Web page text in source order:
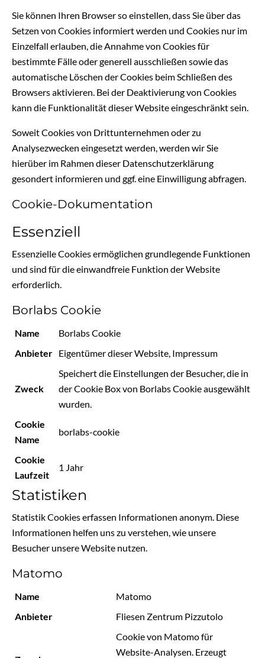
Sie können Ihren Browser so einstellen, dass Sie über das
Setzen von Cookies informiert werden und Cookies nur im
Einzelfall erlauben, die Annahme von Cookies für
bestimmte Fälle oder generell ausschließen sowie das
automatische Löschen der Cookies beim Schließen des
Browsers aktivieren. Bei der Deaktivierung von Cookies
kann die Funktionalität dieser Website eingeschränkt sein.
Soweit Cookies von Drittunternehmen oder zu
Analysezwecken eingesetzt werden, werden wir Sie
hierüber im Rahmen dieser Datenschutzerklärung
gesondert informieren und ggf. eine Einwilligung abfragen.
Cookie-Dokumentation
Essenziell
Essenzielle Cookies ermöglichen grundlegende Funktionen
und sind für die einwandfreie Funktion der Website
erforderlich.
Borlabs Cookie
Name
Borlabs Cookie
Anbieter Eigentümer dieser Website, Impressum
Zweck
Speichert die Einstellungen der Besucher, die in
der Cookie Box von Borlabs Cookie ausgewählt
wurden.
Cookie
Name
borlabs-cookie
Cookie
Laufzeit
1 Jahr
Statistiken
Statistik Cookies erfassen Informationen anonym. Diese
Informationen helfen uns zu verstehen, wie unsere
Besucher unsere Website nutzen.
Matomo
Name
Matomo
Anbieter
Fliesen Zentrum Pizzutolo
Cookie von Matomo für
Website-Analysen. Erzeugt